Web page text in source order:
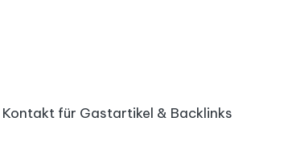
Kontakt für Gastartikel & Backlinks